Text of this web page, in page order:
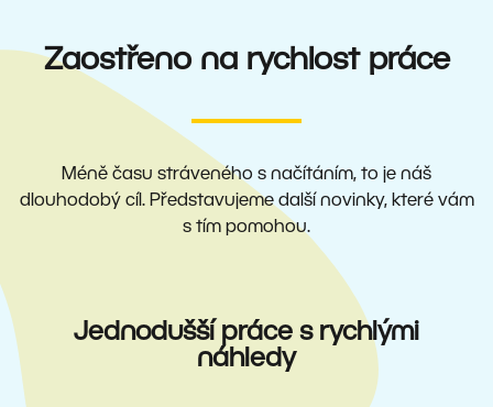
Zaostřeno na rychlost práce
Méně času stráveného s načítáním, to je náš
dlouhodobý cíl. Představujeme další novinky, které vám
s tím pomohou.
Jednodušší práce s rychlými
náhledy